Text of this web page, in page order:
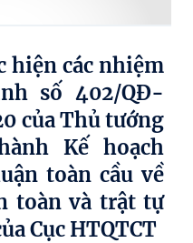
hiện các nhiệm
số 402/QĐ-
của Thủ tướng
Kế hoạch
toàn cầu về
toàn và trật tự
Cục HTQTCT